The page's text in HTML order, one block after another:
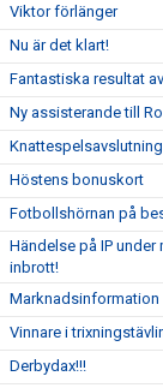
Viktor förlänger
Nu är det klart!
Fantastiska resultat
Ny assisterande till
Höstens bonuskort
Fotbollshörnan på
Händelse på IP
inbrott!
Marknadsinformation
Vinnare i
Derbydax!!!